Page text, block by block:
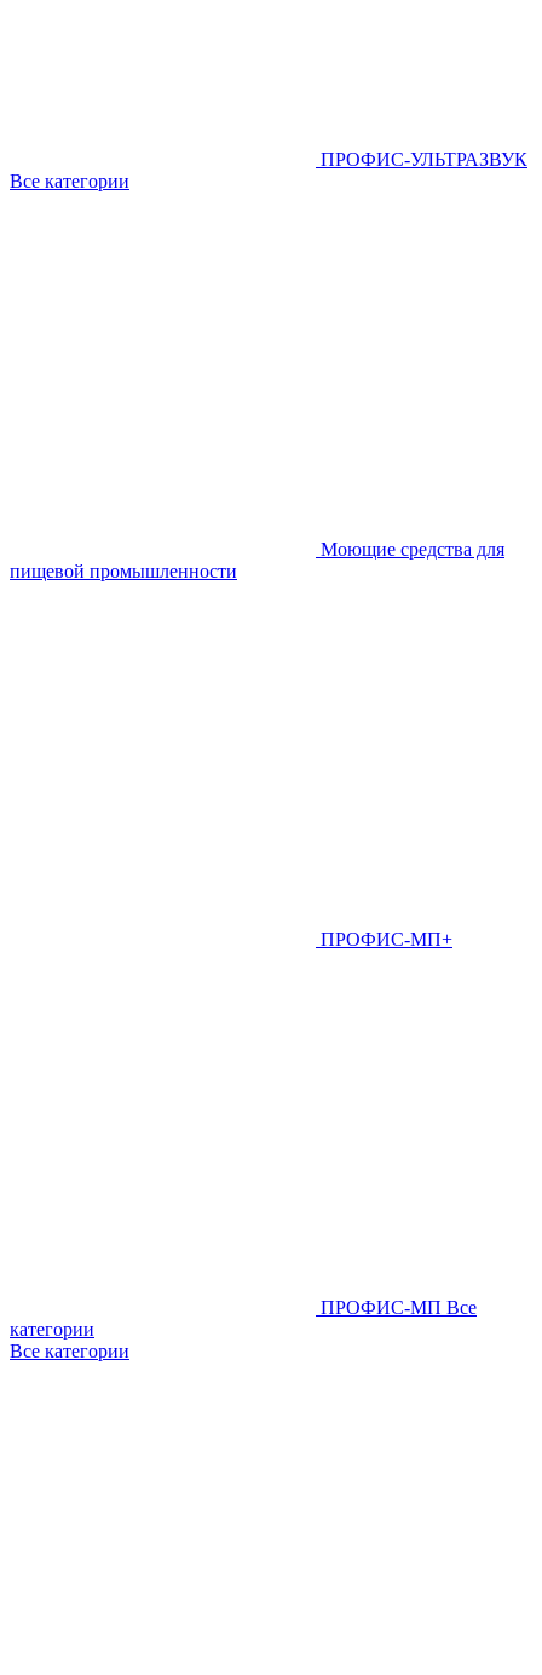
ПРОФИС-УЛЬТРАЗВУК
Все категории
Моющие средства для
пищевой промышленности
ПРОФИС-МП+
ПРОФИС-МП Все
категории
Все категории